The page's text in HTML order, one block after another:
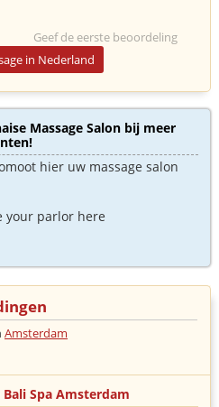
Geef de eerste beoordeling
in Nederland
Massage Salon bij meer
hier uw massage salon
your parlor here
Amsterdam
Bali Spa Amsterdam